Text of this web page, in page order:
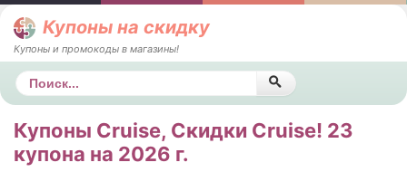
Купоны на скидку
Купоны и промокоды в магазины!
Поиск
Купоны Cruise, Скидки Cruise! 23
купона на 2026 г.